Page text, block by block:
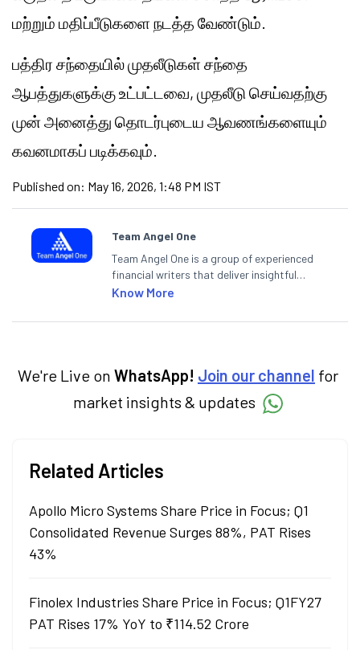
மற்றும் மதிப்பீடுகளை நடத்த வேண்டும்.
பத்திர சந்தையில் முதலீடுகள் சந்தை
ஆபத்துகளுக்கு உட்பட்டவை, முதலீடு செய்வதற்கு
முன் அனைத்து தொடர்புடைய ஆவணங்களையும்
கவனமாகப் படிக்கவும்.
Published on: May 16, 2026, 1:48 PM IST
Team Angel One
Team Angel One is a group of experienced
financial writers that deliver insightful
articles on the stock market, IPO, economy,
categories.
Know More
We're Live on WhatsApp! Join our channel for
market insights & updates
Related Articles
Apollo Micro Systems Share Price in Focus; Q1
Consolidated Revenue Surges 88%, PAT Rises
43%
Finolex Industries Share Price in Focus; Q1FY27
PAT Rises 17% YoY to ₹114.52 Crore